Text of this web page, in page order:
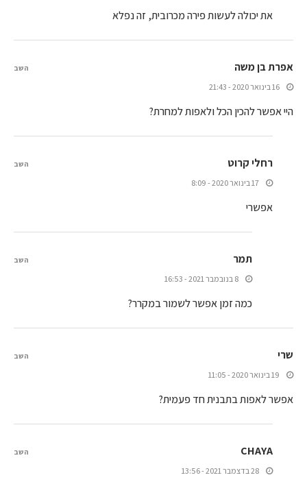
את יכולה לעשות פירה מכרובית, זה נפלא
אפרת בן משה
16 בינואר 2020 - 21:43
היי אפשר להכין הכל ולאפות למחרת?
השב
רחלי קרוט
17 בינואר 2020 - 8:09
אפשרי
השב
תמר
8 בנובמבר 2021 - 16:53
כמה זמן אפשר לשמור במקרר?
השב
שרי
19 בינואר 2020 - 11:05
אפשר לאפות בתבנית חד פעמית?
השב
CHAYA
28 בדצמבר 2021 - 13:56
השב